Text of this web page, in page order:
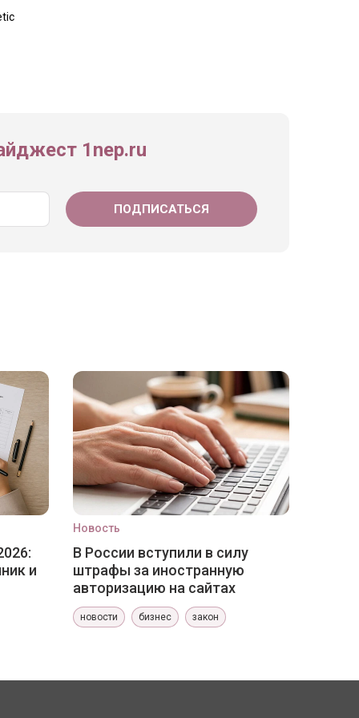
1nep.ru
и
Новость
В России вступили в силу
штрафы за иностранную
авторизацию на сайтах
новости бизнес закон